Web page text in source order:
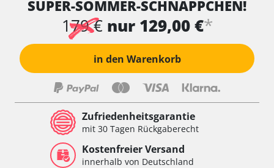
SUPER-SOMMER-SCHNÄPPCHEN!
179 € nur 129,00 €*
in den Warenkorb
Zufriedenheitsgarantie
mit 30 Tagen Rückgaberecht
Kostenfreier Versand
innerhalb von Deutschland